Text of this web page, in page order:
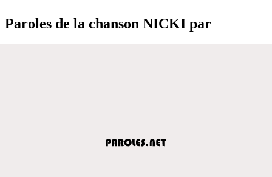
Paroles de la chanson NICKI par